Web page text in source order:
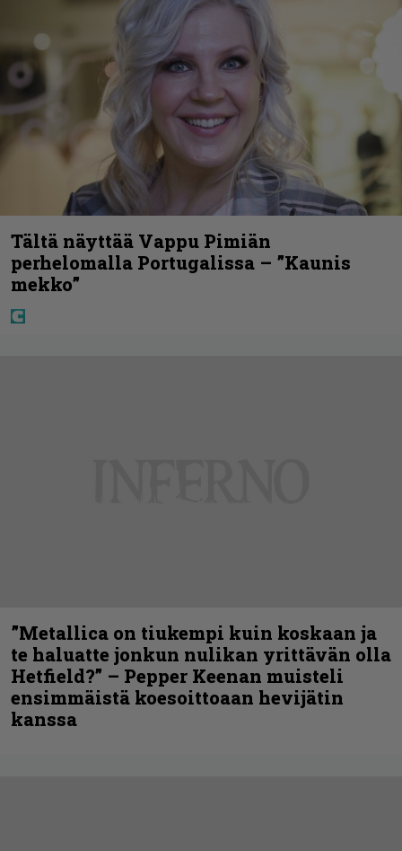
Tältä näyttää Vappu Pimiän
perhelomalla Portugalissa – ”Kaunis
mekko”
”Metallica on tiukempi kuin koskaan ja
te haluatte jonkun nulikan yrittävän olla
Hetfield?” – Pepper Keenan muisteli
ensimmäistä koesoittoaan hevijätin
kanssa